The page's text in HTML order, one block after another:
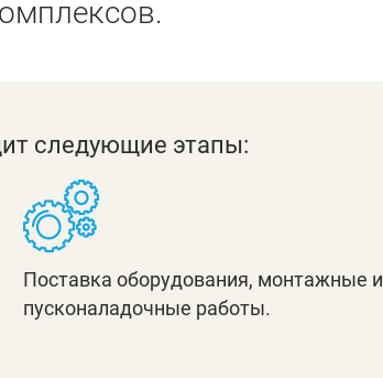
следующие этапы:
Поставка оборудования, монтажные и
пусконаладочные работы.